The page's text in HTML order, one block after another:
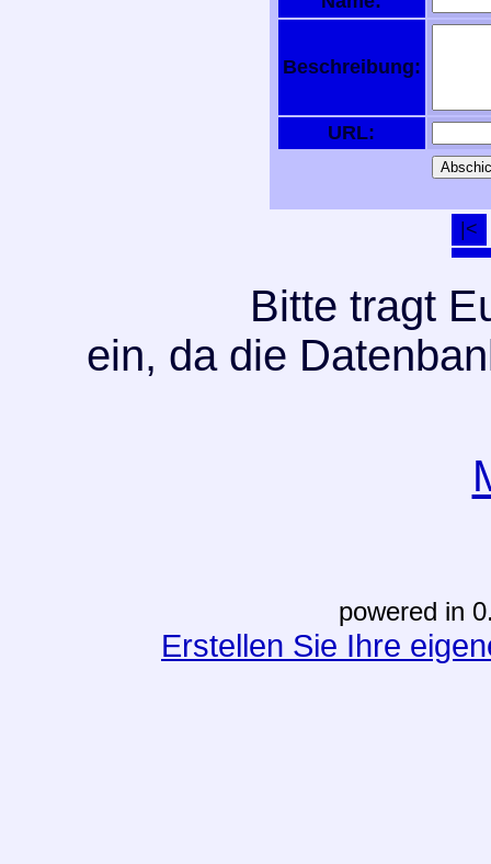
Beschreibung:
URL:
|<
Bitte tragt
ein, da die
powered in
Erstellen Sie Ihre